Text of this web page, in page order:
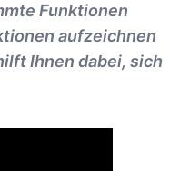
Funktionen
aufzeichnen
Ihnen dabei, sich